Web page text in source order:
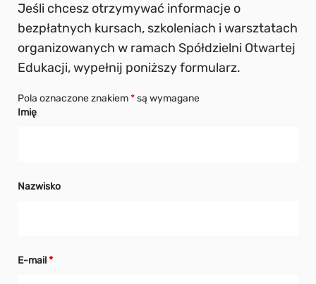
Jeśli chcesz otrzymywać informacje o
bezpłatnych kursach, szkoleniach i warsztatach
organizowanych w ramach Spółdzielni Otwartej
Edukacji, wypełnij poniższy formularz.
Pola oznaczone znakiem*są wymagane
Imię
Nazwisko
E-mail*